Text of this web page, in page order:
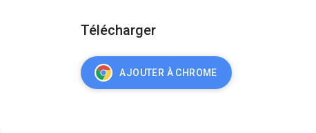
Télécharger
AJOUTER À CHROME